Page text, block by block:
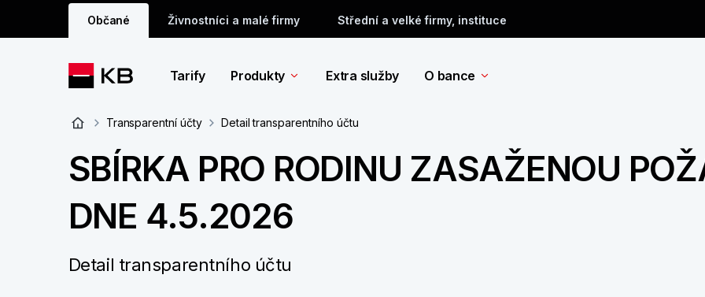
Občané Živnostníci a malé firmy Střední a velké firmy, instituce
Tarify Produkty Extra služby O bance
Transparentní účty Detail transparentního účtu
SBÍRKA PRO RODINU ZASAŽENOU
DNE 4.5.2026
Detail transparentního účtu